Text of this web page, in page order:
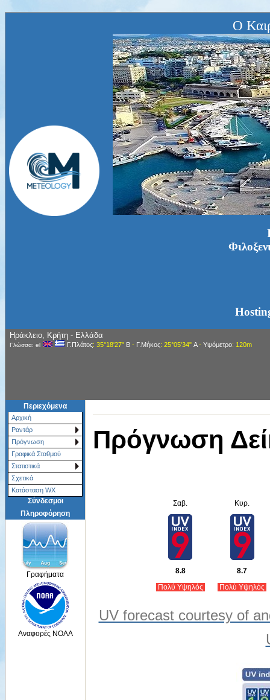
Ο
Ηράκλειο, Κρήτη - Ελλάδα
Γλώσσα: el Γ.Πλάτος: 35°18'27" Β- Γ.Μήκος: 25°05'34" Α- Υψόμετρο: 120m
Περιεχόμενα
Αρχική
Ραντάρ
Πρόγνωση
Γραφικά Σταθμού
Στατιστικά
Σχετικά
Κατάσταση WX
Σύνδεσμοι
Πληροφόρηση
Γραφήματα
Αναφορές NOAA
Πρόγνωση
Σαβ. Κυρ.
8.8
8.7
Πολύ Υψηλός
Πολύ Υψηλός
UV forecast courtesy of